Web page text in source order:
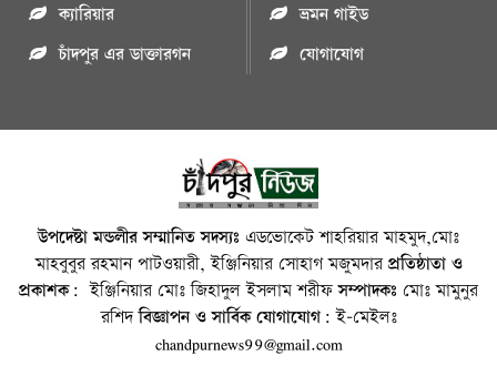
ক্যারিয়ার
চাঁদপুর এর ডাক্তারগন
ভ্রমন গাইড
যোগাযোগ
উপদেষ্টা মন্ডলীর সম্মানিত সদস্যঃ এডভোকেট শাহরিয়ার মাহমুদ,মোঃ
মাহবুবুর রহমান পাটওয়ারী, ইঞ্জিনিয়ার সোহাগ মজুমদারপ্রতিষ্ঠাতা ও
প্রকাশক: ইঞ্জিনিয়ার মোঃ জিহাদুল ইসলাম শরীফসম্পাদকঃ মোঃ মামুনুর
রশিদবিজ্ঞাপন ও সার্বিক যোগাযোগ: ই-মেইলঃ
chandpurnews99@gmail.com